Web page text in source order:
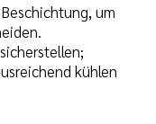
um
kühlen